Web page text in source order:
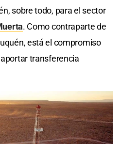
sobre todo, para el sector
. Como contraparte de
está el compromiso
transferencia